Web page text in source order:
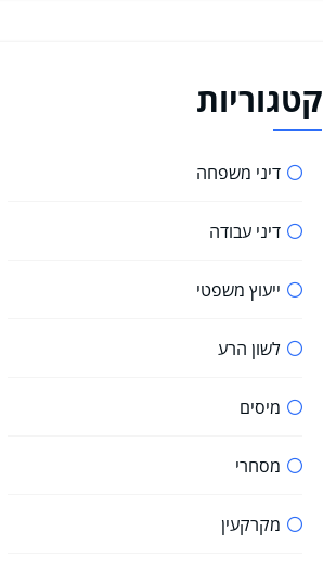
קטגוריות
דיני משפחה
דיני עבודה
ייעוץ משפטי
לשון הרע
מיסים
מסחרי
מקרקעין